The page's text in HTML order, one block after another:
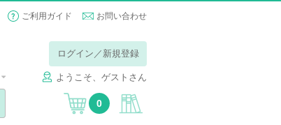
ご利用ガイド お問い合わせ
ログイン／新規登録
ようこそ、ゲストさん
0